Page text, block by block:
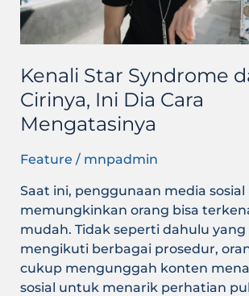
Kenali Star Syndrome
Cirinya, Ini Dia Cara
Mengatasinya
Feature / mnpadmin
Saat ini, penggunaan media sosial
memungkinkan orang bisa
mudah. Tidak seperti dahulu yang
mengikuti berbagai prosedur,
cukup mengunggah konten
sosial untuk menarik perhatian
Cara
Mengatasinya